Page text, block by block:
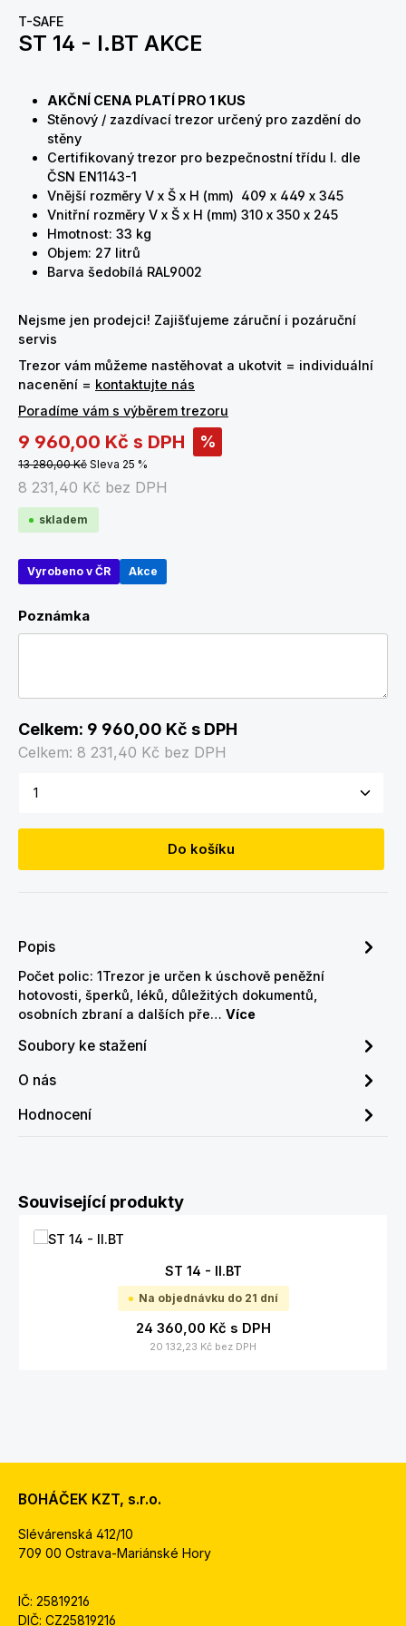
T-SAFE
ST 14 - I.BT AKCE
AKČNÍ CENA PLATÍ PRO 1 KUS
Stěnový / zazdívací trezor určený pro zazdění do
stěny
Certifikovaný trezor pro bezpečnostní třídu I. dle
ČSN EN1143-1
Vnější rozměry V x Š x H (mm) 409 x 449 x 345
Vnitřní rozměry V x Š x H (mm) 310 x 350 x 245
Hmotnost: 33 kg
Objem: 27 litrů
Barva šedobílá RAL9002
Nejsme jen prodejci! Zajišťujeme záruční i pozáruční
servis
Trezor vám můžeme nastěhovat a ukotvit = individuální
nacenění = kontaktujte nás
Poradíme vám s výběrem trezoru
9 960,00 Kč s DPH %
13 280,00 Kč Sleva 25 %
8 231,40 Kč bez DPH
skladem
Vyrobeno v ČR Akce
Poznámka
Celkem: 9 960,00 Kč s DPH
Celkem: 8 231,40 Kč bez DPH
Množství produktu: Zadejte požadované
Do košíku
Popis
Počet polic: 1Trezor je určen k úschově peněžní
hotovosti, šperků, léků, důležitých dokumentů,
osobních zbraní a dalších pře… Více
Soubory ke stažení
O nás
Hodnocení
Přeskočit galerii produktů
Související produkty
ST 14 - II.BT
Na objednávku do 21 dní
24 360,00 Kč s DPH
20 132,23 Kč bez DPH
BOHÁČEK KZT, s.r.o.
Slévárenská 412/10
709 00 Ostrava-Mariánské Hory
IČ: 25819216
DIČ: CZ25819216